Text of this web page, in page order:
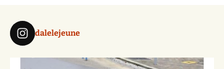
dalelejeune